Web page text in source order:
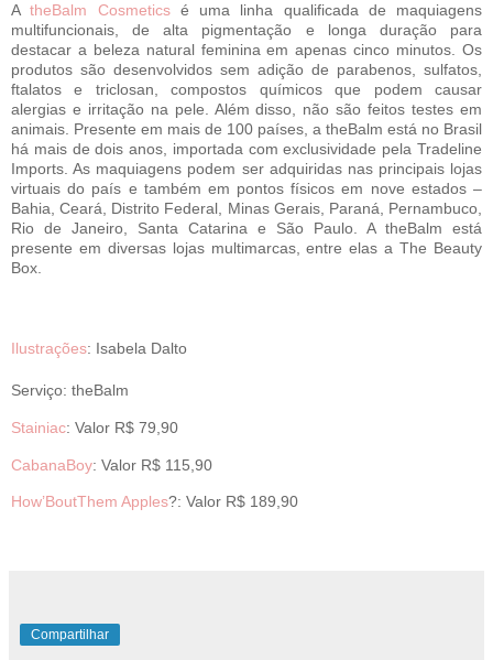
AtheBalm Cosmeticsé uma linha qualificada de maquiagens
multifuncionais, de alta pigmentação e longa duração para
destacar a beleza natural feminina em apenas cinco minutos. Os
produtos são desenvolvidos sem adição de parabenos, sulfatos,
ftalatos e triclosan, compostos químicos que podem causar
alergias e irritação na pele. Além disso, não são feitos testes em
animais. Presente em mais de 100 países, a theBalm está no Brasil
há mais de dois anos, importada com exclusividade pela Tradeline
Imports. As maquiagens podem ser adquiridas nas principais lojas
virtuais do país e também em pontos físicos em nove estados –
Bahia, Ceará, Distrito Federal, Minas Gerais, Paraná, Pernambuco,
Rio de Janeiro, Santa Catarina e São Paulo. A theBalm está
presente em diversas lojas multimarcas, entre elas a The Beauty
Box.
Ilustrações: Isabela Dalto
Serviço: theBalm
Stainiac: Valor R$ 79,90
CabanaBoy: Valor R$ 115,90
How’BoutThem Apples?: Valor R$ 189,90
Compartilhar